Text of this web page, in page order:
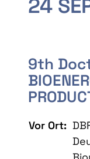
24
9th
Vor Ort: